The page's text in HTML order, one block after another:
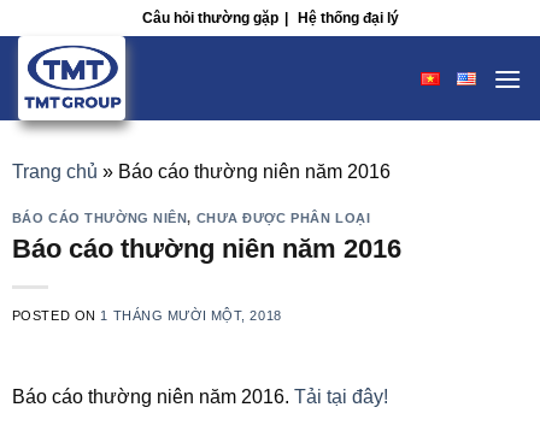
content
Câu hỏi thường gặp | Hệ thống đại lý
Trang chủ » Báo cáo thường niên năm 2016
BÁO CÁO THƯỜNG NIÊN, CHƯA ĐƯỢC PHÂN LOẠI
Báo cáo thường niên năm 2016
POSTED ON 1 THÁNG MƯỜI MỘT, 2018
Báo cáo thường niên năm 2016. Tải tại đây!